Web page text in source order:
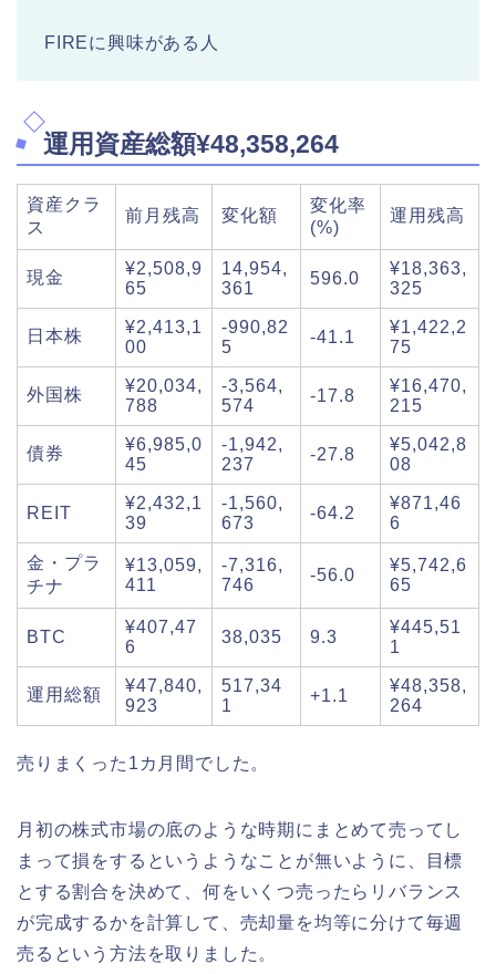
FIREに興味がある人
運用資産総額¥48,358,264
資産クラ
ス
前月残高 変化額
変化率
(%)
運用残高
現金
¥2,508,9
65
14,954,
361
596.0
¥18,363,
325
日本株
¥2,413,1
00
-990,82
5
-41.1
¥1,422,2
75
外国株
¥20,034,
788
-3,564,
574
-17.8
¥16,470,
215
債券
¥6,985,0
45
-1,942,
237
-27.8
¥5,042,8
08
REIT
¥2,432,1
39
-1,560,
673
-64.2
¥871,46
6
金・プラ
チナ
¥13,059,
411
-7,316,
746
-56.0
¥5,742,6
65
BTC
¥407,47
6
38,035 9.3
¥445,51
1
運用総額
¥47,840,
923
517,34
1
+1.1
¥48,358,
264
売りまくった1カ月間でした。
月初の株式市場の底のような時期にまとめて売ってし
まって損をするというようなことが無いように、目標
とする割合を決めて、何をいくつ売ったらリバランス
が完成するかを計算して、売却量を均等に分けて毎週
売るという方法を取りました。